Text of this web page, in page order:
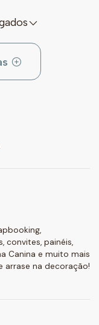
convites, painéis,
Canina e muito mais
arrase na decoração!